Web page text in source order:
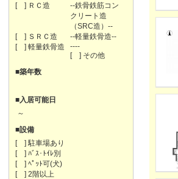
[ ] ＲＣ造
--鉄骨鉄筋コン
クリート造
（SRC造）--
[ ] ＳＲＣ造
--軽量鉄骨造--
[ ] 軽量鉄骨造
----
[ ] その他
■築年数
■入居可能日
～
■設備
[ ] 駐車場あり
[ ] ﾊﾞｽ･ﾄｲﾚ別
[ ] ﾍﾟｯﾄ可(犬)
[ ] 2階以上